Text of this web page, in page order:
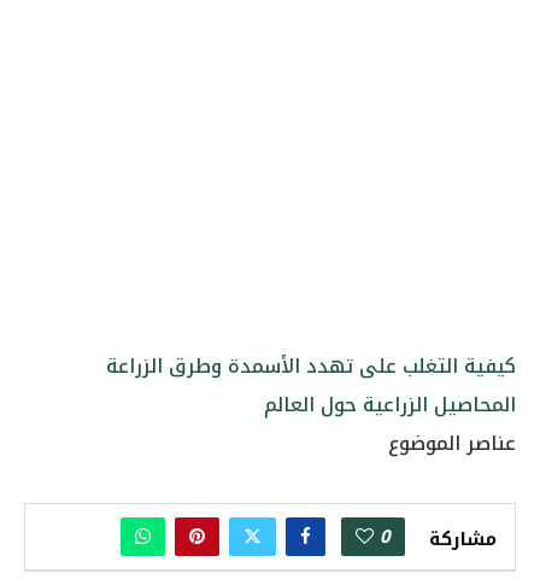
كيفية التغلب على تهدد الأسمدة وطرق الزراعة
المحاصيل الزراعية حول العالم
عناصر الموضوع
مشاركة 0